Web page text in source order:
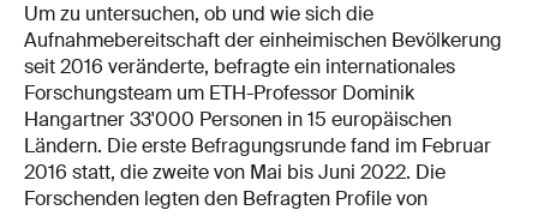
Um zu untersuchen, ob und wie sich die
Aufnahmebereitschaft der einheimischen Bevölkerung
seit 2016 veränderte, befragte ein internationales
Forschungsteam um ETH-Professor Dominik
Hangartner 33'000 Personen in 15 europäischen
Ländern. Die erste Befragungsrunde fand im Februar
2016 statt, die zweite von Mai bis Juni 2022. Die
Forschenden legten den Befragten Profile von